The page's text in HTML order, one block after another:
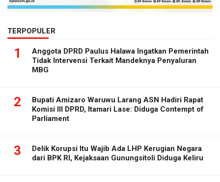
TERPOPULER
1
Anggota DPRD Paulus Halawa Ingatkan Pemerintah
Tidak Intervensi Terkait Mandeknya Penyaluran
MBG
2
Bupati Amizaro Waruwu Larang ASN Hadiri Rapat
Komisi III DPRD, Itamari Lase: Diduga Contempt of
Parliament
3
Delik Korupsi Itu Wajib Ada LHP Kerugian Negara
dari BPK RI, Kejaksaan Gunungsitoli Diduga Keliru